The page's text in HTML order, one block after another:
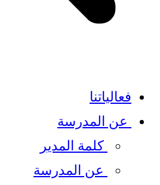
فعالياتنا
عن المدرسة
كلمة المدير​
عن المدرسة